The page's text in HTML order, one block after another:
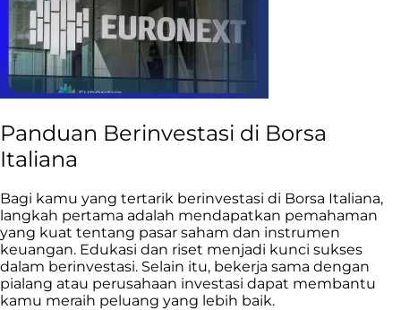
Panduan Berinvestasi di Borsa
Italiana
Bagi kamu yang tertarik berinvestasi di Borsa Italiana,
langkah pertama adalah mendapatkan pemahaman
yang kuat tentang pasar saham dan instrumen
keuangan. Edukasi dan riset menjadi kunci sukses
dalam berinvestasi. Selain itu, bekerja sama dengan
pialang atau perusahaan investasi dapat membantu
kamu meraih peluang yang lebih baik.